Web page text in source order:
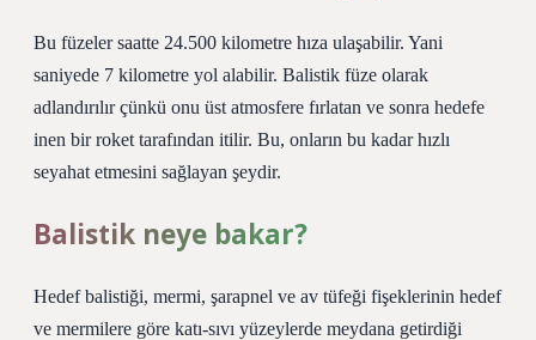
Bu füzeler saatte 24.500 kilometre hıza ulaşabilir. Yani
saniyede 7 kilometre yol alabilir. Balistik füze olarak
adlandırılır çünkü onu üst atmosfere fırlatan ve sonra hedefe
inen bir roket tarafından itilir. Bu, onların bu kadar hızlı
seyahat etmesini sağlayan şeydir.
Balistik neye bakar?
Hedef balistiği, mermi, şarapnel ve av tüfeği fişeklerinin hedef
ve mermilere göre katı-sıvı yüzeylerde meydana getirdiği